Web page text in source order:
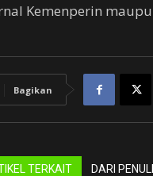
Kemenperin
Bagikan
TERKAIT DARI